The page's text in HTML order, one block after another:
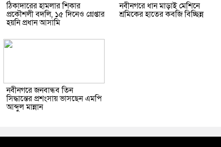
ঠিকাদারের হামলার শিকার
প্রকৌশলী বদলি, ১৫ দিনেও গ্রেপ্তার
হয়নি প্রধান আসামি
নবীনগরে ধান মাড়াই মেশিনে
শ্রমিকের হাতের কবজি বিচ্ছিন্ন
নবীনগরে জনবান্ধব তিন
সিদ্ধান্তের প্রশংসায় ভাসছেন এমপি
আব্দুল মান্নান